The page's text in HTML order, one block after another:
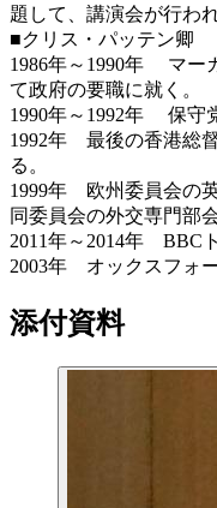
題して、講演会が行われ
■クリス・パッテン卿
1986年～1990年 マー
て政府の要職に就く。
1990年～1992年 保守
1992年 最後の香港総
る。
1999年 欧州委員会の
同委員会の外交専門部
2011年～2014年 BBC
2003年 オックスフォ
添付資料